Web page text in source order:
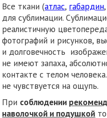
Все ткани (атлас, габардин,
для сублимации.
реалистичную
фотографий и рисунков,
и долговечность
не имеют запаха,
контакте с телом
не чувствуется на ощупь.
При соблюдении
наволочкой и подушкой